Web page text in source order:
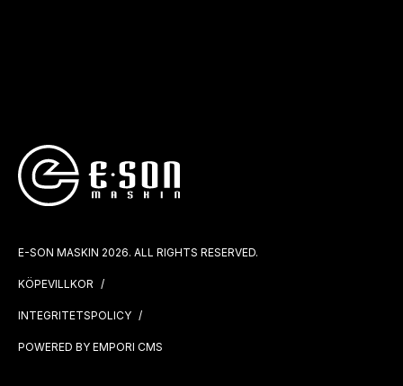
E-SON MASKIN 2026. ALL RIGHTS RESERVED.
KÖPEVILLKOR
INTEGRITETSPOLICY
POWERED BY EMPORI CMS